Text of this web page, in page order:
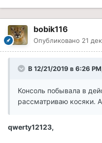
bobik116
Опубликовано 21
В 12/21/2019 в 6:26
Консоль побывала в
рассматриваю косяки.
qwerty12123,